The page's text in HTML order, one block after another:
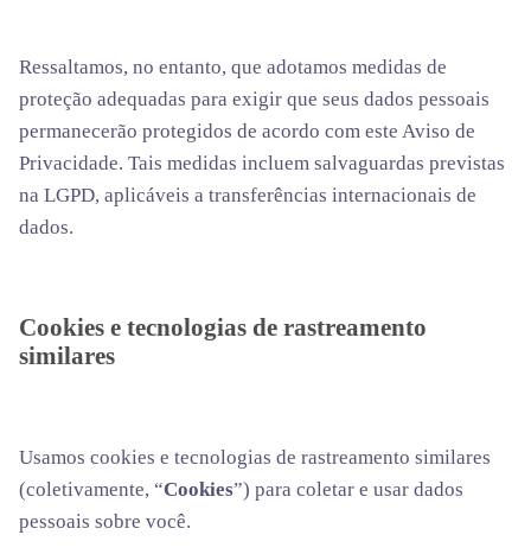
Ressaltamos, no entanto, que adotamos medidas de
proteção adequadas para exigir que seus dados pessoais
permanecerão protegidos de acordo com este Aviso de
Privacidade. Tais medidas incluem salvaguardas previstas
na LGPD, aplicáveis a transferências internacionais de
dados.
Cookies e tecnologias de rastreamento
similares
Usamos cookies e tecnologias de rastreamento similares
(coletivamente, “Cookies”) para coletar e usar dados
pessoais sobre você.